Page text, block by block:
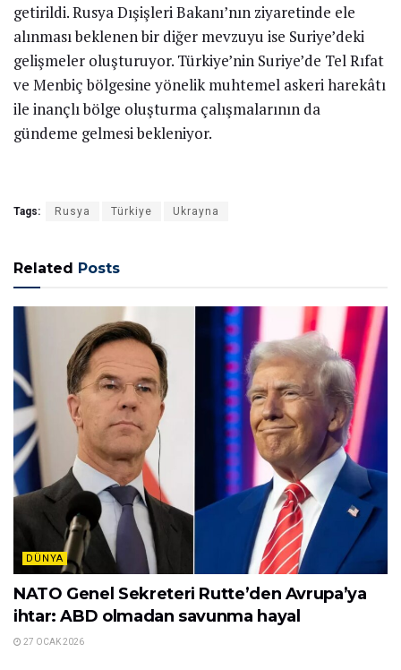
getirildi. Rusya Dışişleri Bakanı’nın ziyaretinde ele
alınması beklenen bir diğer mevzuyu ise Suriye’deki
gelişmeler oluşturuyor. Türkiye’nin Suriye’de Tel Rıfat
ve Menbiç bölgesine yönelik muhtemel askeri harekâtı
ile inançlı bölge oluşturma çalışmalarının da
gündeme gelmesi bekleniyor.
Tags: Rusya Türkiye Ukrayna
Related Posts
DÜNYA
NATO Genel Sekreteri Rutte’den Avrupa’ya
ihtar: ABD olmadan savunma hayal
27 OCAK 2026